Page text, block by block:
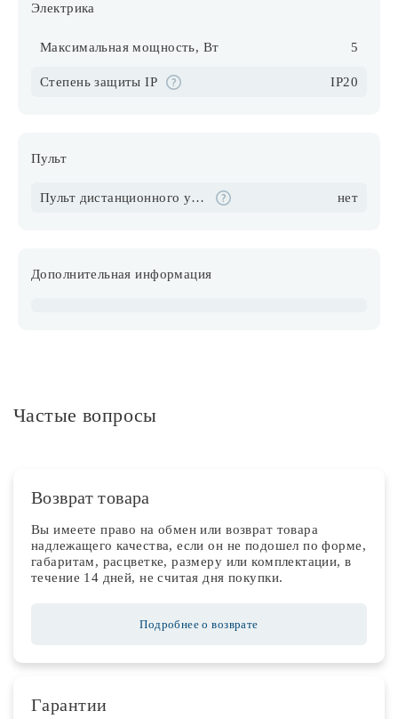
Электрика
Максимальная мощность, Вт 5
Степень защиты IP IP20
Пульт
Пульт дистанционного управления в комплекте нет
Дополнительная информация
Частые вопросы
Возврат товара
Вы имеете право на обмен или возврат товара
надлежащего качества, если он не подошел по форме,
габаритам, расцветке, размеру или комплектации, в
течение 14 дней, не считая дня покупки.
Подробнее о возврате
Гарантии